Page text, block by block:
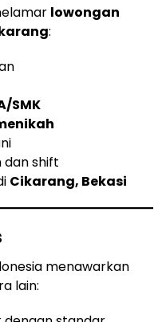
lowongan
:
SMK
dan shift
Cikarang, Bekasi
menawarkan
lain: